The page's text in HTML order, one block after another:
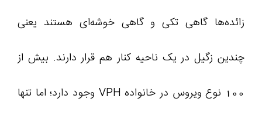
زائده‌ها گاهی تکی و گاهی خوشه‌ای هستند یعنی
چندین زگیل در یک ناحیه کنار هم قرار دارند. بیش از
100 نوع ویروس در خانواده VPH وجود دارد؛ اما تنها